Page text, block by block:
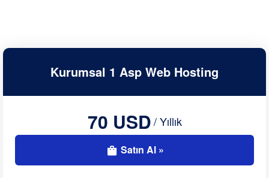
Kurumsal 1 Asp Web Hosting
70 USD/ Yıllık
Satın Al »